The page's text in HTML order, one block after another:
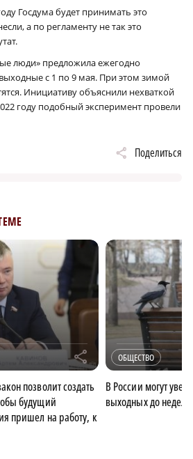
Госдума будет принимать это
а по регламенту не так это
люди» предложила ежегодно
с 1 по 9 мая. При этом зимой
Инициативу объяснили нехваткой
году подобный эксперимент провели
Поделиться
r
позволит создать
будущий
пришел на работу, к
ОБЩЕСТВО
В России могут
выходных до недели